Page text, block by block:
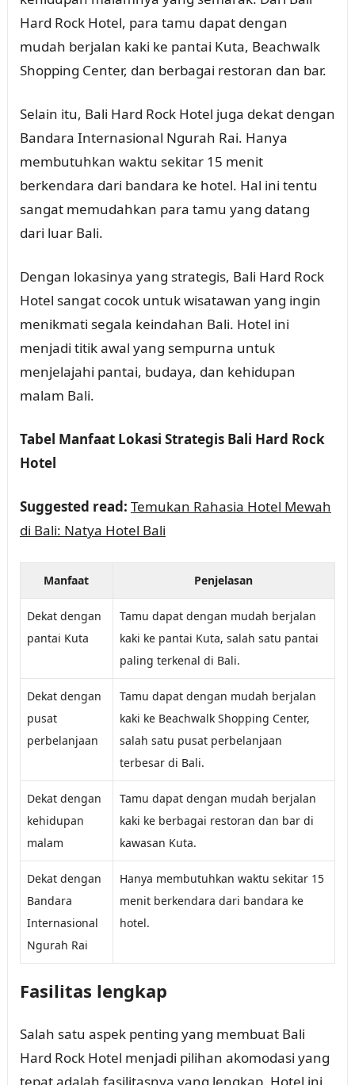
Hard Rock Hotel, para tamu dapat dengan
mudah berjalan kaki ke pantai Kuta, Beachwalk
Shopping Center, dan berbagai restoran dan bar.
Selain itu, Bali Hard Rock Hotel juga dekat dengan
Bandara Internasional Ngurah Rai. Hanya
membutuhkan waktu sekitar 15 menit
berkendara dari bandara ke hotel. Hal ini tentu
sangat memudahkan para tamu yang datang
dari luar Bali.
Dengan lokasinya yang strategis, Bali Hard Rock
Hotel sangat cocok untuk wisatawan yang ingin
menikmati segala keindahan Bali. Hotel ini
menjadi titik awal yang sempurna untuk
menjelajahi pantai, budaya, dan kehidupan
malam Bali.
Tabel Manfaat Lokasi Strategis Bali Hard Rock
Hotel
Suggested read: Temukan Rahasia Hotel Mewah
di Bali: Natya Hotel Bali
Manfaat Penjelasan
Dekat dengan
pantai Kuta
Tamu dapat dengan mudah berjalan
kaki ke pantai Kuta, salah satu pantai
paling terkenal di Bali.
Dekat dengan
pusat
perbelanjaan
Tamu dapat dengan mudah berjalan
kaki ke Beachwalk Shopping Center,
salah satu pusat perbelanjaan
terbesar di Bali.
Dekat dengan
kehidupan
malam
Tamu dapat dengan mudah berjalan
kaki ke berbagai restoran dan bar di
kawasan Kuta.
Dekat dengan
Bandara
Internasional
Ngurah Rai
Hanya membutuhkan waktu sekitar 15
menit berkendara dari bandara ke
hotel.
Fasilitas lengkap
Salah satu aspek penting yang membuat Bali
Hard Rock Hotel menjadi pilihan akomodasi yang
tepat adalah fasilitasnya yang lengkap. Hotel ini